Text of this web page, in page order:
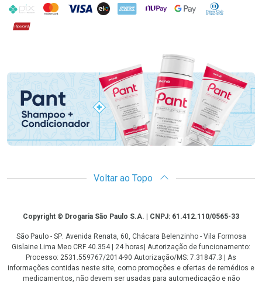
PIX MasterCard
VISA ELO AMEX NuPay Google PayDiners Club
Hipercard
Promoção em Destaque
Voltar ao Topo
CopyrightCopyright © Drogaria São Paulo S.A. | CNPJ: 61.412.110/0565-33
São Paulo - SP: Avenida Renata, 60, Chácara Belenzinho - Vila Formosa
Gislaine Lima Meo CRF 40.354 | 24 horas| Autorização de funcionamento:
Processo: 2531.559767/2014-90 Autorização/MS: 7.31847.3 | As
informações contidas neste site, como promoções e ofertas de remédios e
medicamentos, não devem ser usadas para automedicação e não